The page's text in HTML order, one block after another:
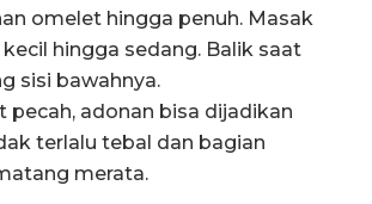
omelet hingga penuh. Masak
hingga sedang. Balik saat
sisi bawahnya.
pecah, adonan bisa dijadikan
terlalu tebal dan bagian
merata.